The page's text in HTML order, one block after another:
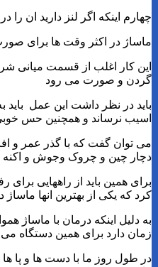
چهارم اینکه اگر لنز دارید ان را در
ماساژ در اکثر وقت ها برای
این کار اغلب از قسمت میانی
گردن و صورت می رود
باید در نظر داشت این عمل باید
اسیب نرساند و همچنین حس
می توان گفت که با گذر عمر و
دچار چین و چروک وجوش و اکنه
برای همین باید از راههایی برای
کرد که یکی از بهترین انها
به دلیل اینکه درمان با ماساژ
زمان دارد برای همین دستگاه می
در طول روز ما با دست ها و پا